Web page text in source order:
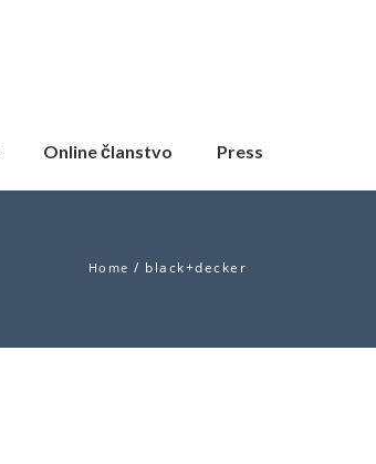
Online članstvo Press
Home / black+decker